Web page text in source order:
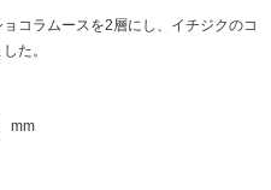
コラムースを2層にし、イチジクのコ
た。
mm